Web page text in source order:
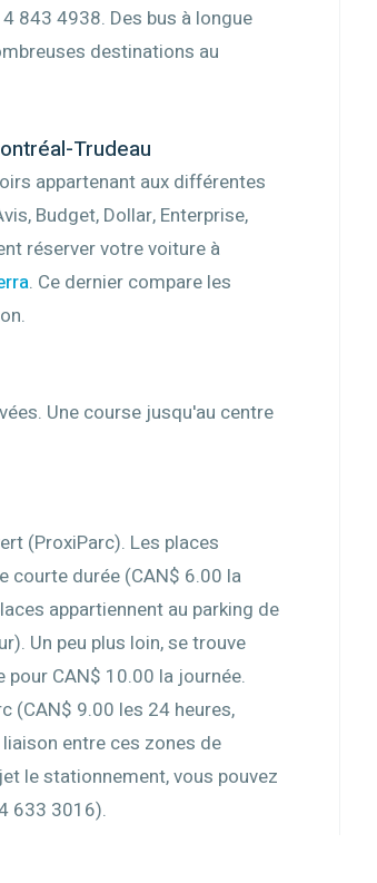
843 4938. Des bus à longue
destinations au
Trudeau
appartenant aux différentes
Budget, Dollar, Enterprise,
réserver votre voiture à
. Ce dernier compare les
Une course jusqu'au centre
(ProxiParc). Les places
courte durée (CAN$ 6.00 la
appartiennent au parking de
Un peu plus loin, se trouve
CAN$ 10.00 la journée.
(CAN$ 9.00 les 24 heures,
entre ces zones de
le stationnement, vous pouvez
633 3016).